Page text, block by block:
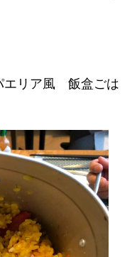
エリア風 飯盒ごは